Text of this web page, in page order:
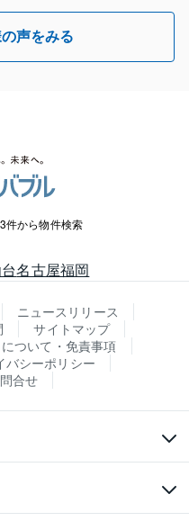
声をみる
件から物件検索
名古屋福岡
ニュースリリース
サイトマップ
ついて・免責事項
バシーポリシー
合せ